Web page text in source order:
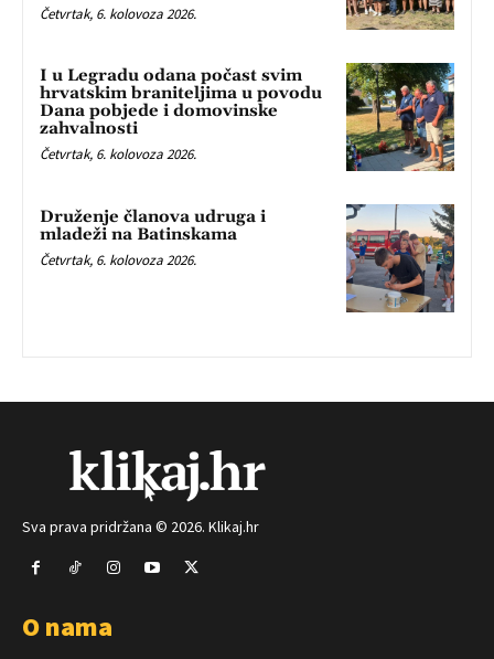
Četvrtak, 6. kolovoza 2026.
I u Legradu odana počast svim
hrvatskim braniteljima u povodu
Dana pobjede i domovinske
zahvalnosti
Četvrtak, 6. kolovoza 2026.
Druženje članova udruga i
mladeži na Batinskama
Četvrtak, 6. kolovoza 2026.
Sva prava pridržana © 2026. Klikaj.hr
O nama